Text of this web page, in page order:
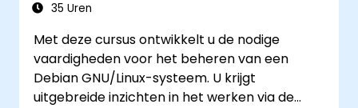
35 Uren
Met deze cursus ontwikkelt u de nodige
vaardigheden voor het beheren van een
Debian GNU/Linux-systeem. U krijgt
uitgebreide inzichten in het werken via de